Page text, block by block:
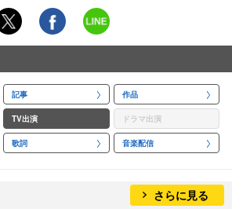
記事 作品
TV出演 ドラマ出演
歌詞 音楽配信
さらに見る